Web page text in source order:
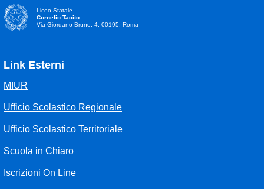
Liceo Statale
Cornelio Tacito
Via Giordano Bruno, 4, 00195, Roma
Link Esterni
MIUR
Ufficio Scolastico Regionale
Ufficio Scolastico Territoriale
Scuola in Chiaro
Iscrizioni On Line